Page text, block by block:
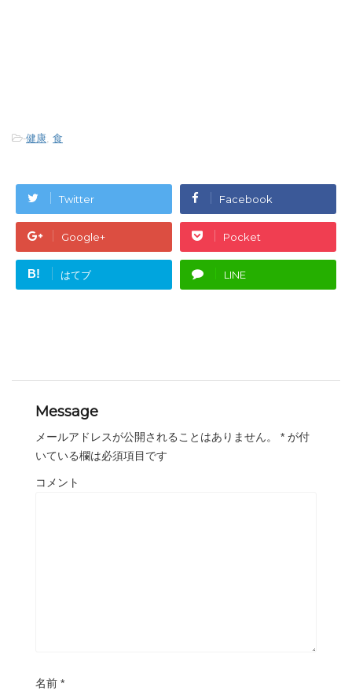
-健康, 食
Twitter Facebook
Google+ Pocket
B! はてブ LINE
Message
メールアドレスが公開されることはありません。 * が付
いている欄は必須項目です
コメント
名前 *